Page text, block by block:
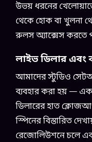
উভয় ধরনের
থেকে হোক বা খুলনা
রুলস অ্যাক্সেস করতে
লাইভ ডিলার এবং
আমাদের স্টুডিও
ব্যবহার করা হয় —
ডিলারের হাত
স্পিনের বিস্তারিত
রেজোলিউশনে চলে